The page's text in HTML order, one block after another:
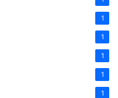
1
1
1
1
1